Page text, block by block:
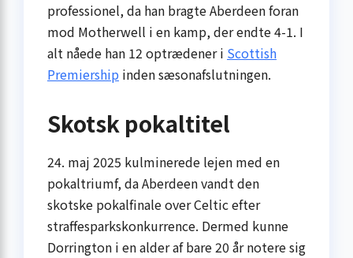
professionel, da han bragte Aberdeen foran
mod Motherwell i en kamp, der endte 4-1. I
alt nåede han 12 optrædener i Scottish
Premiership inden sæsonafslutningen.
Skotsk pokaltitel
24. maj 2025 kulminerede lejen med en
pokaltriumf, da Aberdeen vandt den
skotske pokalfinale over Celtic efter
straffesparkskonkurrence. Dermed kunne
Dorrington i en alder af bare 20 år notere sig